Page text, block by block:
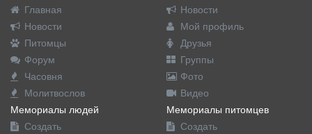
Главная
Новости
Питомцы
Форум
Часовня
Молитвослов
Новости
Мой профиль
Друзья
Группы
Фото
Видео
Мемориалы людей
Создать
Мемориалы питомцев
Создать